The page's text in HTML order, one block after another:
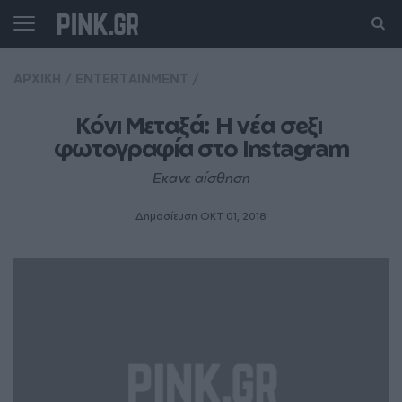
Kόνι Μεταξά: Η νέα σeξι
φωτογραφία στο Ιnstagram
Εκανε αίσθηση
Δημοσίευση ΟΚΤ 01, 2018